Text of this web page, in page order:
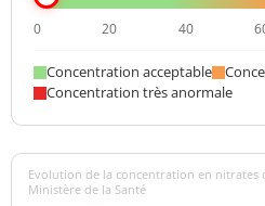
0 20 40
Concentration acceptable
Concentration très anormale
Evolution de la concentration en nitrates
Ministère de la Santé